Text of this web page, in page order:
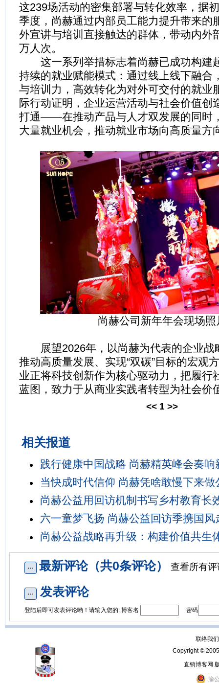
这239场活动的密集部署与转化效率，据
季度，尚赫通过内部员工能力提升带来的
外宣讲与培训直接触达的群体，带动内外
万人次。
这一系列举措标志着尚赫已成功构建
持续的就业赋能模式：通过线上线下融合
与培训力，高效转化为对外可交付的就业
际行动证明，企业运营活动与社会价值创
打通——在推动产品与人才双发展的同时
大量就业机会，推动就业市场向高质量方
尚赫公司新年年会现场照
展望2026年，以尚赫为代表的企业战
推动高质量发展、实现“双碳”目标的宏观
业正将科技创新作为核心驱动力，把履行
蓝图，致力于从商业实践者转型为社会价
<< 1 >>
相关报道
践行健康中国战略 尚赫精英峰会奏响
当快成时代信仰 尚赫凭啥敢慢下来做
尚赫公益用回访机制书写乡村教育长
六一童梦飞扬 尚赫公益回访季携国风
尚赫公益战略再升级：构建价值共生
最新评论（共0条评论） 查看所有
发表评论
登陆后即可发表评论哟！请输入您的: 博客名 密码
联络我
Copyright ©
直销博客网
渝